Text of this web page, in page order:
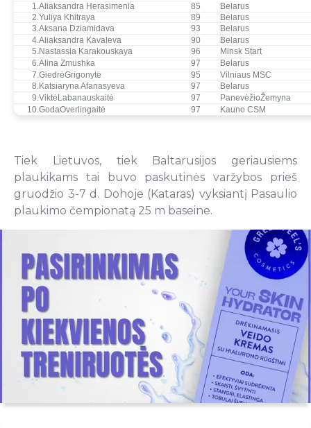
1. Aliaksandra Herasimenia 85
Belarus
2. Yuliya Khitraya 89
Belarus
3. Aksana Dziamidava 93
Belarus
4. Aliaksandra Kavaleva 90
Belarus
5. Nastassia Karakouskaya 96
Minsk Start
6. Alina Zmushka 97
Belarus
7. GiedrėGrigonytė 95
Vilniaus MSC
8. Katsiaryna Afanasyeva 97
Belarus
9. ViktėLabanauskaitė 97
PanevėžioŽemyna
10. GodaOverlingaitė 97 Kauno CSM
Tiek Lietuvos, tiek Baltarusijos geriausiems
plaukikams tai buvo paskutinės varžybos prieš
gruodžio 3-7 d. Dohoje (Kataras) vyksiantį Pasaulio
plaukimo čempionatą 25 m baseine.